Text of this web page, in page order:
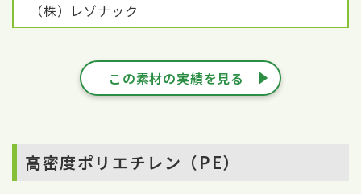
（株）レゾナック
この素材の実績を見る
高密度ポリエチレン（PE）